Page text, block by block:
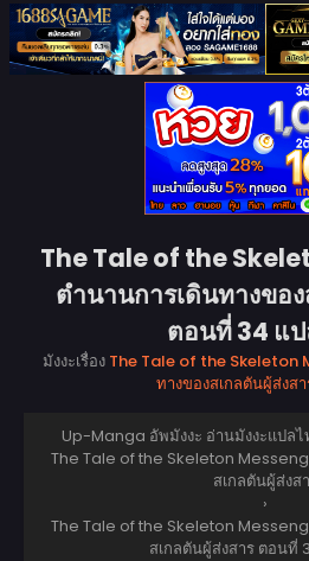
The Tale of the
ตำนานการเดินทางขอ
ตอนที่ 34 แ
มังงะเรื่อง The Tale of the Skeleton
ทางของสเกลตันผู้ส่งส
Up-Manga อัพมังงะ อ่านมังงะแปล
The Tale of the Skeleton
สเกลตันผู้ส่งส
›
The Tale of the Skeleton
สเกลตันผู้ส่งสาร ตอนที่